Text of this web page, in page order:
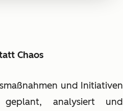
Chaos
und Initiativen
analysiert und